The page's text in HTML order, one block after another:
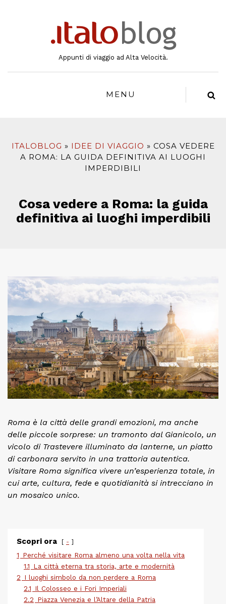
Appunti di viaggio ad Alta Velocità.
MENU
ITALOBLOG IDEE DI VIAGGIO
COSA VEDERE
A ROMA: LA GUIDA DEFINITIVA AI LUOGHI
IMPERDIBILI
Cosa vedere a Roma: la guida
definitiva ai luoghi imperdibili
Roma è la città delle grandi emozioni, ma anche
delle piccole sorprese: un tramonto dal Gianicolo, un
vicolo di Trastevere illuminato da lanterne, un piatto
di carbonara servito in una trattoria autentica.
Visitare Roma significa vivere un’esperienza totale, in
cui arte, cultura, fede e quotidianità si intrecciano in
un mosaico unico.
Scopri ora -
1 Perché visitare Roma almeno una volta nella vita
1.1 La città eterna tra storia, arte e modernità
2 I luoghi simbolo da non perdere a Roma
2.1 Il Colosseo e i Fori Imperiali
2.2 Piazza Venezia e l’Altare della Patria